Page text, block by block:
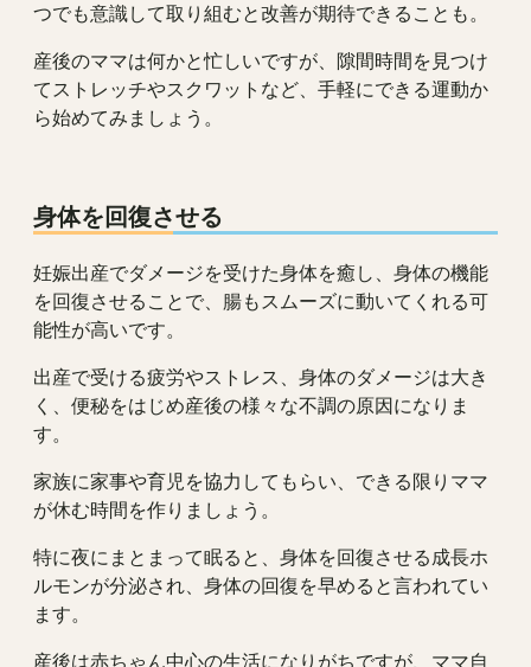
つでも意識して取り組むと改善が期待できることも。
産後のママは何かと忙しいですが、隙間時間を見つけ
てストレッチやスクワットなど、手軽にできる運動か
ら始めてみましょう。
身体を回復させる
妊娠出産でダメージを受けた身体を癒し、身体の機能
を回復させることで、腸もスムーズに動いてくれる可
能性が高いです。
出産で受ける疲労やストレス、身体のダメージは大き
く、便秘をはじめ産後の様々な不調の原因になりま
す。
家族に家事や育児を協力してもらい、できる限りママ
が休む時間を作りましょう。
特に夜にまとまって眠ると、身体を回復させる成長ホ
ルモンが分泌され、身体の回復を早めると言われてい
ます。
産後は赤ちゃん中心の生活になりがちですが、ママ自